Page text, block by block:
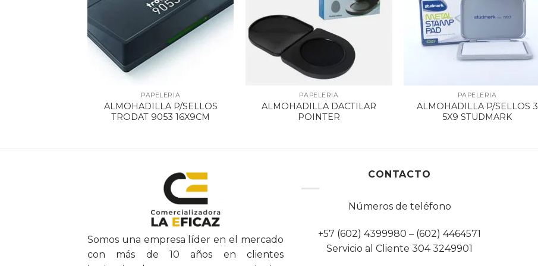
PAPELERIA
ALMOHADILLA P/SELLOS
TRODAT 9053 16X9CM
PAPELERIA
ALMOHADILLA DACTILAR
POINTER
PAPELERIA
ALMOHADILLA P/SELLOS 3
5X9 STUDMARK
Somos una empresa líder en el mercado
con más de 10 años en clientes
CONTACTO
Números de teléfono
+57 (602) 4399980 – (602) 4464571
Servicio al Cliente 304 3249901